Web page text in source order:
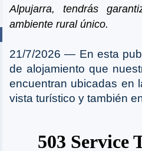
Alpujarra, tendrás
ambiente rural único.
21/7/2026 ― En esta
de alojamiento que
encuentran ubicadas en
vista turístico y también